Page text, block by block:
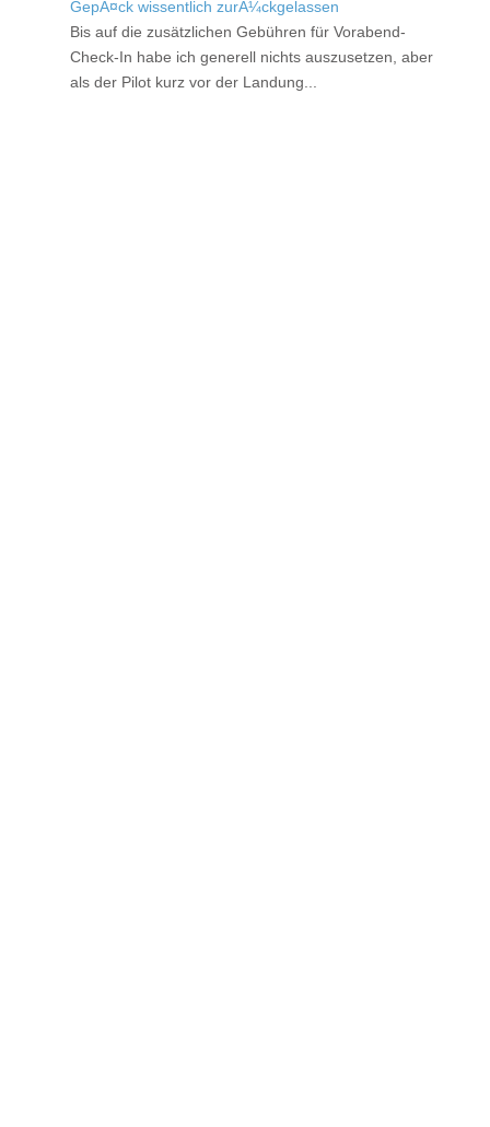
GepÃ¤ck wissentlich zurÃ¼ckgelassen
Bis auf die zusätzlichen Gebühren für Vorabend-
Check-In habe ich generell nichts auszusetzen, aber
als der Pilot kurz vor der Landung...